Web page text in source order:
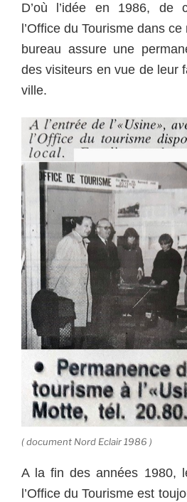
D’où l’idée en 1986, de
l’Office du Tourisme dans
bureau assure une
des visiteurs en vue de leur
ville.
( document Nord Eclair 1986 )
A la fin des années 1980,
l’Office du Tourisme est